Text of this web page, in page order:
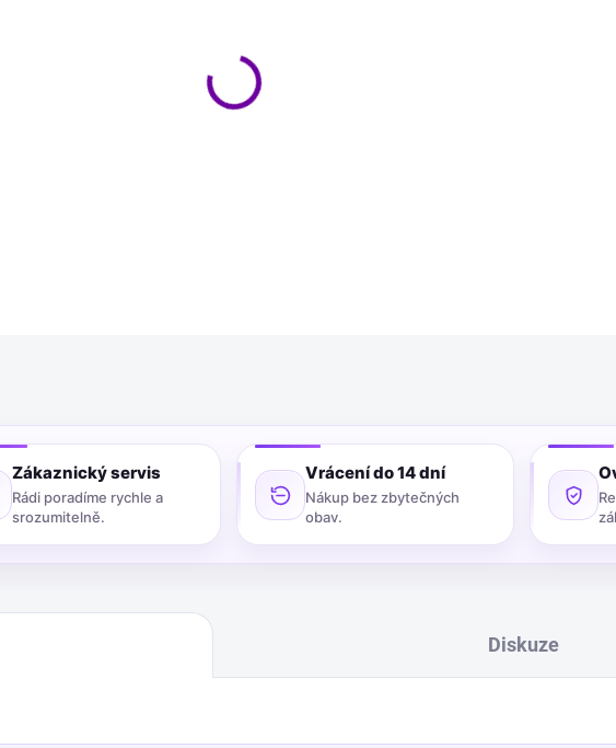
Zákaznický servis
Rádi poradíme rychle a
srozumitelně.
Vrácení do 14 dní
Nákup bez zbytečných
obav.
Diskuze